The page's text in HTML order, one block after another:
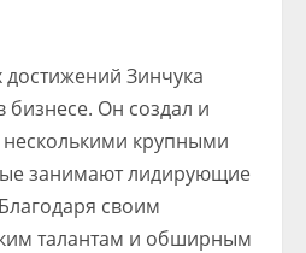
Зинчука
бизнесе. Он создал и
крупными
занимают лидирующие
своим
талантам и обширным